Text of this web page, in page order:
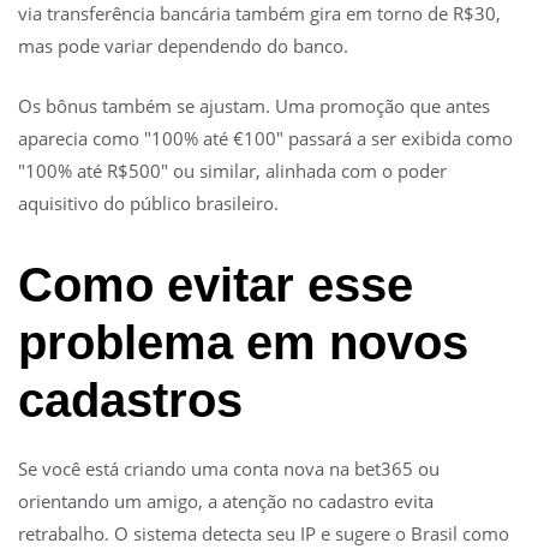
via transferência bancária também gira em torno de R$30,
mas pode variar dependendo do banco.
Os bônus também se ajustam. Uma promoção que antes
aparecia como "100% até €100" passará a ser exibida como
"100% até R$500" ou similar, alinhada com o poder
aquisitivo do público brasileiro.
Como evitar esse
problema em novos
cadastros
Se você está criando uma conta nova na bet365 ou
orientando um amigo, a atenção no cadastro evita
retrabalho. O sistema detecta seu IP e sugere o Brasil como